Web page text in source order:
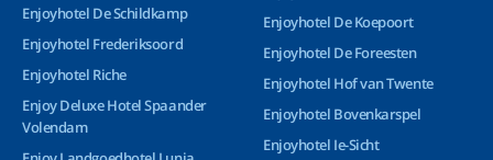
Enjoyhotel De Schildkamp
Enjoyhotel Frederiksoord
Enjoyhotel Riche
Enjoy Deluxe Hotel Spaander
Volendam
Enjoyhotel De Koepoort
Enjoyhotel De Foreesten
Enjoyhotel Hof van Twente
Enjoyhotel Bovenkarspel
Enjoyhotel Ie-Sicht